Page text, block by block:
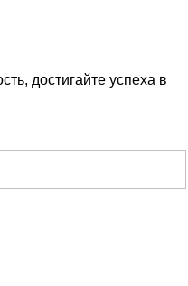
достигайте успеха в